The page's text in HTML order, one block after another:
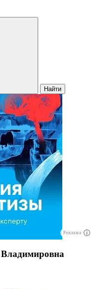
Найти
Реклама